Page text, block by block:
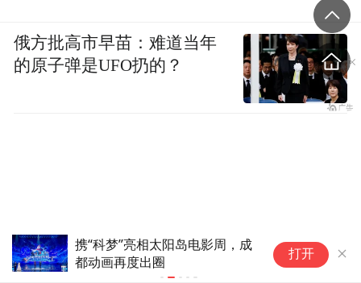
携“科梦”亮相太阳岛电影周，成
都动画再度出圈
打开
俄方批高市早苗：难道当年
的原子弹是UFO扔的？